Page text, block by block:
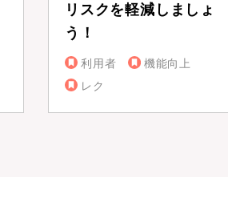
リスクを軽減しましょ
う！
利用者
機能向上
レク